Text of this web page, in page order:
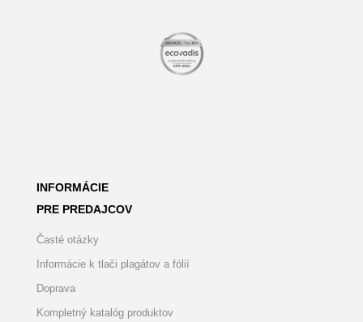
INFORMÁCIE
PRE PREDAJCOV
Časté otázky
Informácie k tlači plagátov a fólií
Doprava
Kompletný katalóg produktov